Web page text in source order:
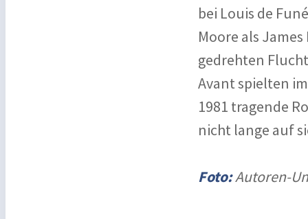
bei Louis de
Moore als
gedrehten
Avant spielten
1981 tragende
nicht lange auf
Foto:Autoren-